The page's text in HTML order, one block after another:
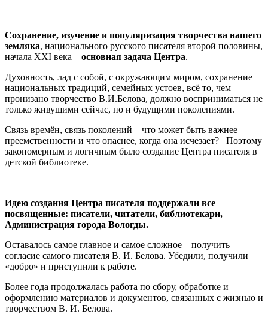
Сохранение, изучение и популяризация творчества нашего
земляка, национального русского писателя второй половины,
начала XXI века – основная задача Центра.
Духовность, лад с собой, с окружающим миром, сохранение
национальных традиций, семейных устоев, всё то, чем
пронизано творчество В.И.Белова, должно восприниматься не
только живущими сейчас, но и будущими поколениями.
Связь времён, связь поколений – что может быть важнее
преемственности и что опаснее, когда она исчезает? Поэтому
закономерным и логичным было создание Центра писателя в
детской библиотеке.
Идею создания Центра писателя поддержали все
посвященные: писатели, читатели, библиотекари,
Администрация города Вологды.
Оставалось самое главное и самое сложное – получить
согласие самого писателя В. И. Белова. Убедили, получили
«добро» и приступили к работе.
Более года продолжалась работа по сбору, обработке и
оформлению материалов и документов, связанных с жизнью и
творчеством В. И. Белова.